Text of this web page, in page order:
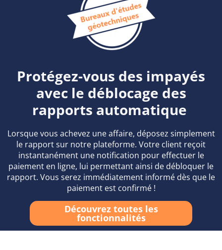
Protégez-vous des impayés
avec le déblocage des
rapports automatique
Lorsque vous achevez une affaire, déposez simplement
le rapport sur notre plateforme. Votre client reçoit
instantanément une notification pour effectuer le
paiement en ligne, lui permettant ainsi de débloquer le
rapport. Vous serez immédiatement informé dès que le
paiement est confirmé !
Découvrez toutes les
fonctionnalités